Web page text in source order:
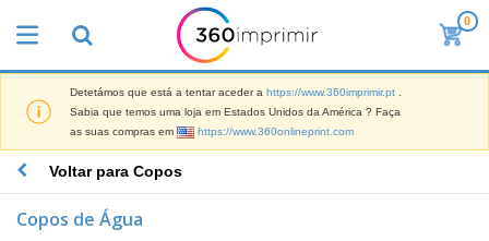
0
Detetámos que está a tentar aceder a https://www.360imprimir.pt
Sabia que temos uma loja em Estados Unidos da América ? Faça
as suas compras em
https://www.360onlineprint.com
Voltar para Copos
Copos de Água